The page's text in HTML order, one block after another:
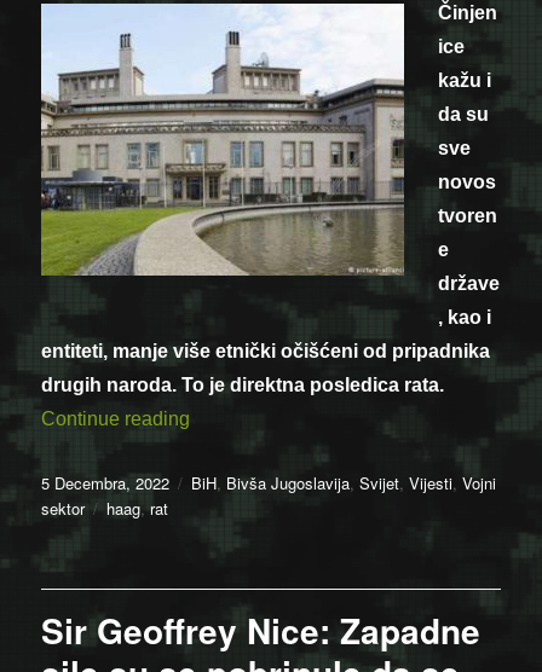
Činjen
ice
kažu i
da su
sve
novos
tvoren
e
države
, kao i
entiteti, manje više etnički očišćeni od pripadnika
drugih naroda. To je direktna posledica rata.
Continue reading
Posted
on
5 Decembra, 2022 Categories
BiH, Bivša Jugoslavija,Svijet,Vijesti,Vojni
sektor
Tags
haag,rat
Sir Geoffrey Nice: Zapadne